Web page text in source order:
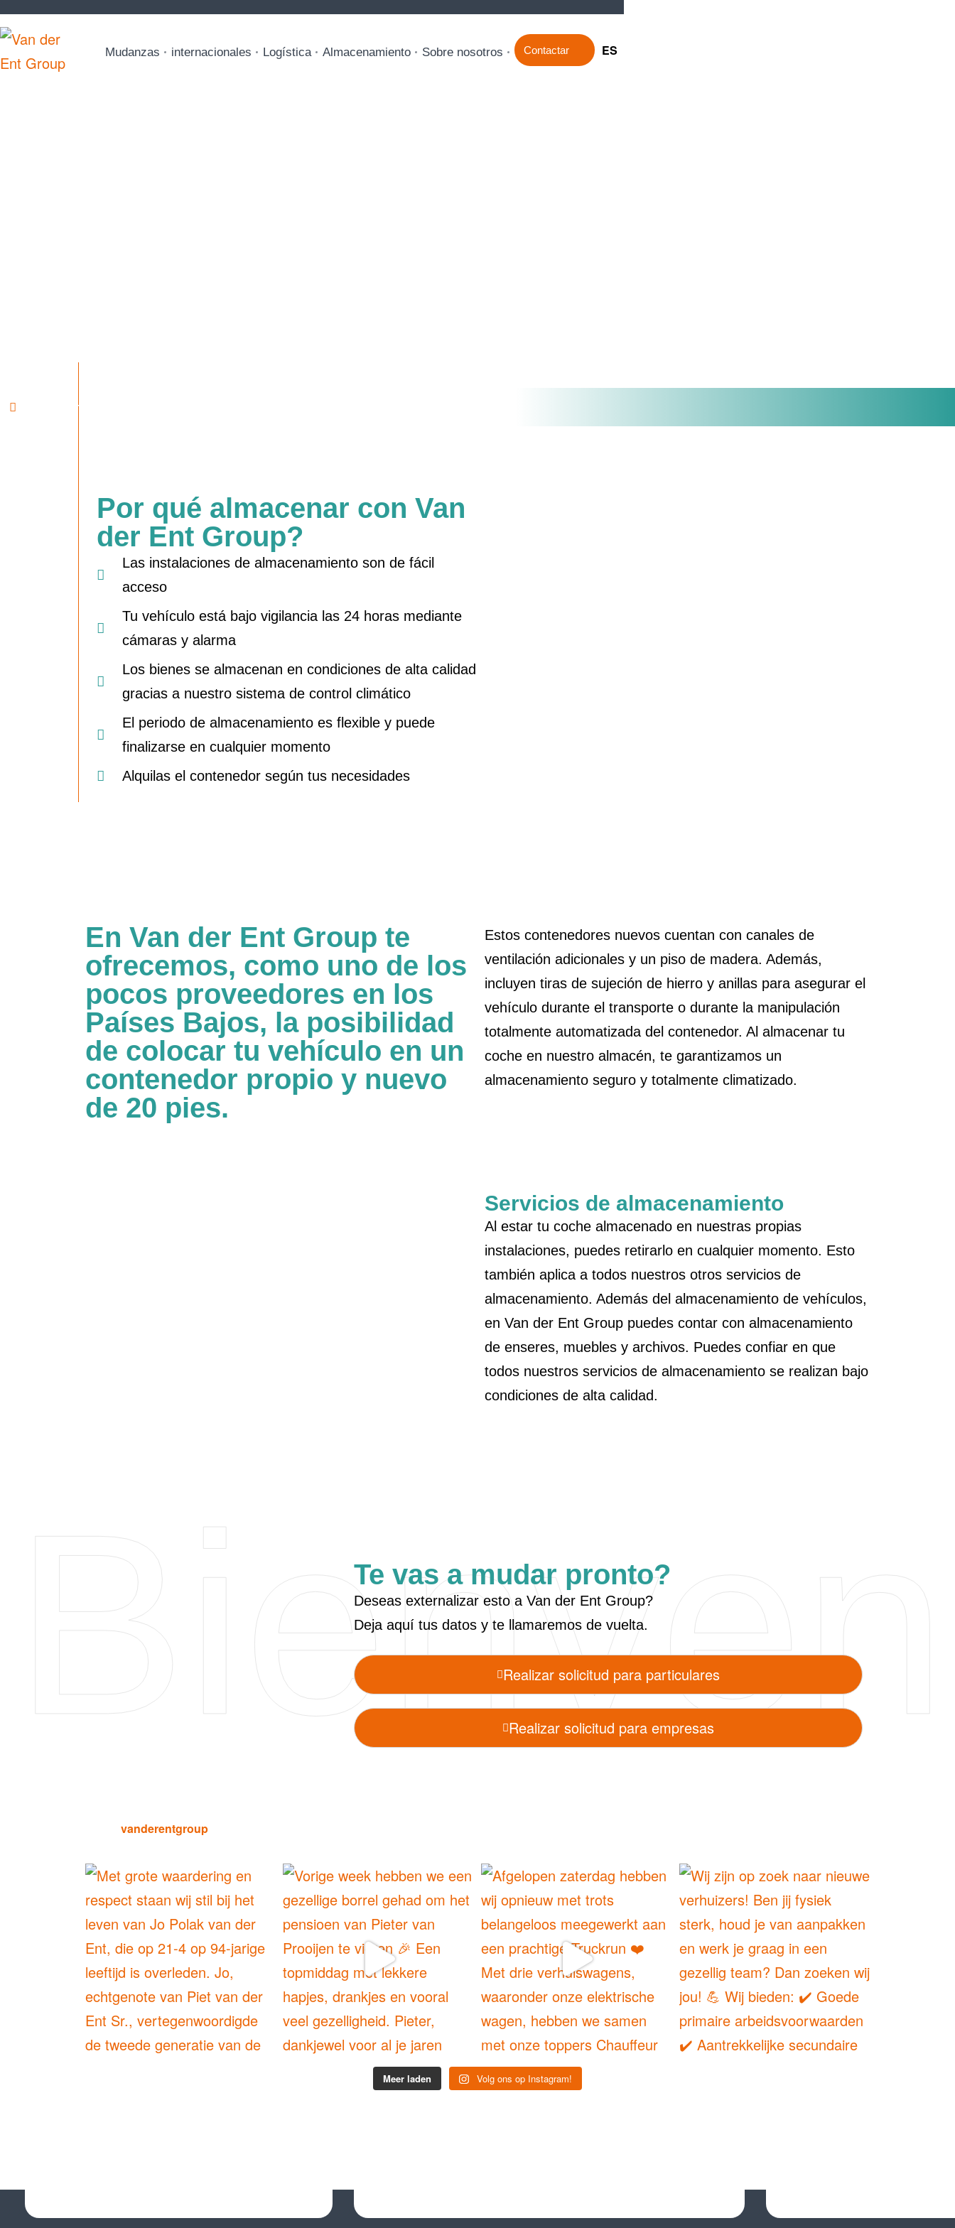
Mudanzas internacionales Logística Almacenamiento Sobre nosotros Contactar ES
Proveedor Real
Por qué almacenar con Van
der Ent Group?
Las instalaciones de almacenamiento son de fácil
acceso
Tu vehículo está bajo vigilancia las 24 horas mediante
cámaras y alarma
Los bienes se almacenan en condiciones de alta calidad
gracias a nuestro sistema de control climático
El periodo de almacenamiento es flexible y puede
finalizarse en cualquier momento
Alquilas el contenedor según tus necesidades
En Van der Ent Group te
ofrecemos, como uno de los
pocos proveedores en los
Países Bajos, la posibilidad
de colocar tu vehículo en un
contenedor propio y nuevo
de 20 pies.
Estos contenedores nuevos cuentan con canales de
ventilación adicionales y un piso de madera. Además,
incluyen tiras de sujeción de hierro y anillas para asegurar el
vehículo durante el transporte o durante la manipulación
totalmente automatizada del contenedor. Al almacenar tu
coche en nuestro almacén, te garantizamos un
almacenamiento seguro y totalmente climatizado.
Servicios de almacenamiento
Al estar tu coche almacenado en nuestras propias
instalaciones, puedes retirarlo en cualquier momento. Esto
también aplica a todos nuestros otros servicios de
almacenamiento. Además del almacenamiento de vehículos,
en Van der Ent Group puedes contar con almacenamiento
de enseres, muebles y archivos. Puedes confiar en que
todos nuestros servicios de almacenamiento se realizan bajo
condiciones de alta calidad.
Te vas a mudar pronto?
Deseas externalizar esto a Van der Ent Group?
Deja aquí tus datos y te llamaremos de vuelta.
Realizar solicitud para particulares
Realizar solicitud para empresas
vanderentgroup
Meer laden Volg ons op Instagram!